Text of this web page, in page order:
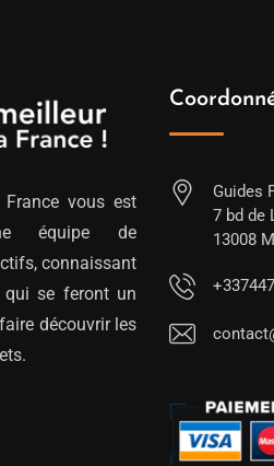
vous est
équipe de
connaissant
qui se feront un
découvrir les
Guides
7 bd de
13008